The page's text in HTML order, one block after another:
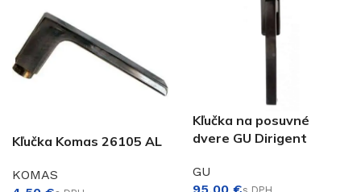
Kľučka Komas 26105 AL
KOMAS
Kľučka na posuvné
dvere GU Dirigent
GU